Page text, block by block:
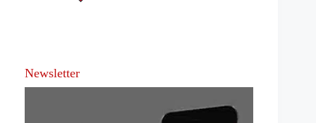
Newsletter